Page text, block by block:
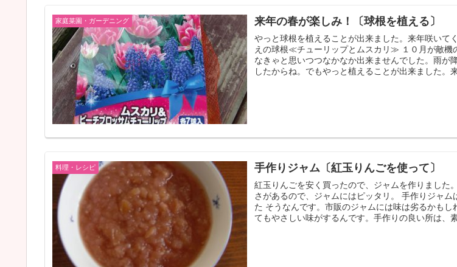
家庭菜園・ガーデニング 来年の春が楽しみ！〔球根を植える〕
やっと球根を植えることが出来ました。来年咲いて
えの球根≪チューリップとムスカリ≫ １０月が敵機
なきゃと思いつつなかなか出来ませんでした。雨が
したからね。でもやっと植えることが出来ました。来
料理・レシピ 手作りジャム〔紅玉りんごを使って〕
紅玉りんごを安く買ったので、ジャムを作りました
さがあるので、ジャムにはピッタリ。 手作りジャム
た そうなんです。市販のジャムには味は劣るかもし
てもやさしい味がするんです。手作りの良い所は、素